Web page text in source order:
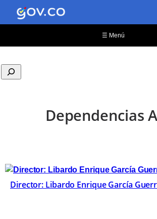
☰ Menú
Dependencias
Director: Libardo Enrique García